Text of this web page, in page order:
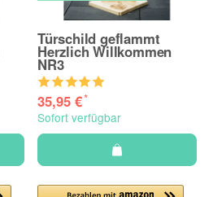
Türschild geflammt
Herzlich Willkommen
NR3
35,95 €*
Sofort verfügbar